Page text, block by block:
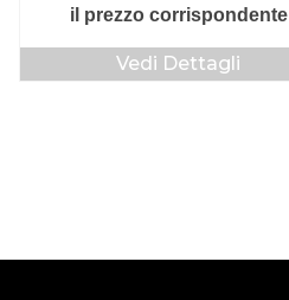
il prezzo corrispondente
Vedi Dettagli